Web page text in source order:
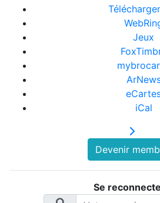
Jeux
iCal
Devenir
Se